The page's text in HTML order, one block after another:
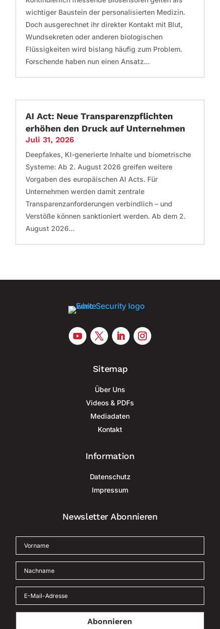
wichtiger Baustein der personalisierten Medizin.
Doch ausgerechnet ihr direkter Kontakt mit Blut,
Wundsekreten oder anderen biologischen
Flüssigkeiten wird bislang häufig zum Problem.
Forschende haben nun einen Ansatz...
AI Act: Neue Transparenzpflichten
erhöhen den Druck auf Unternehmen
Juli 31, 2026
Deepfakes, KI-generierte Inhalte und biometrische
Systeme: Ab 2. August 2026 greifen weitere
Vorgaben des europäischen AI Acts. Für
Unternehmen werden damit zentrale
Transparenzanforderungen verbindlich – und
Verstöße können sanktioniert werden. Ab dem 2.
August 2026...
Sitemap
Über Uns
Videos & PDFs
Mediadaten
Kontakt
Information
Datenschutz
Impressum
Newsletter Abonnieren
Abonnieren